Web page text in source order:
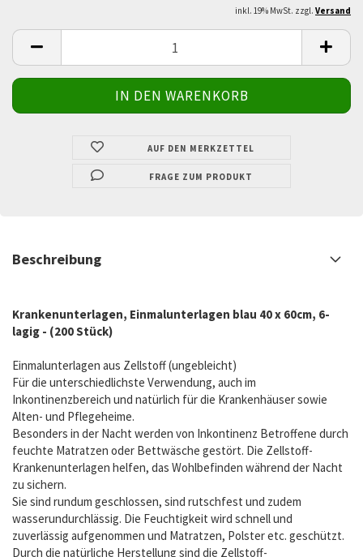
inkl. 19% MwSt. zzgl. Versand
AUF DEN MERKZETTEL
FRAGE ZUM PRODUKT
Beschreibung
Krankenunterlagen, Einmalunterlagen blau 40 x 60cm, 6-
lagig - (200 Stück)
Einmalunterlagen aus Zellstoff (ungebleicht)
Für die unterschiedlichste Verwendung, auch im
Inkontinenzbereich und natürlich für die Krankenhäuser sowie
Alten- und Pflegeheime.
Besonders in der Nacht werden von Inkontinenz Betroffene durch
feuchte Matratzen oder Bettwäsche gestört. Die Zellstoff-
Krankenunterlagen helfen, das Wohlbefinden während der Nacht
zu sichern.
Sie sind rundum geschlossen, sind rutschfest und zudem
wasserundurchlässig. Die Feuchtigkeit wird schnell und
zuverlässig aufgenommen und Matratzen, Polster etc. geschützt.
Durch die natürliche Herstellung sind die Zellstoff-